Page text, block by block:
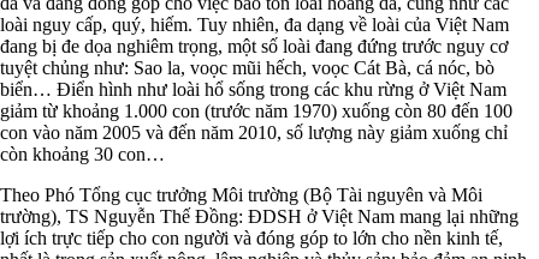
loài nguy cấp, quý, hiếm. Tuy nhiên, đa dạng về loài của Việt Nam
đang bị đe dọa nghiêm trọng, một số loài đang đứng trước nguy cơ
tuyệt chủng như: Sao la, voọc mũi hếch, voọc Cát Bà, cá nóc, bò
biển… Điển hình như loài hổ sống trong các khu rừng ở Việt Nam
giảm từ khoảng 1.000 con (trước năm 1970) xuống còn 80 đến 100
con vào năm 2005 và đến năm 2010, số lượng này giảm xuống chỉ
còn khoảng 30 con…
Theo Phó Tổng cục trưởng Môi trường (Bộ Tài nguyên và Môi
trường), TS Nguyễn Thế Đồng: ĐDSH ở Việt Nam mang lại những
lợi ích trực tiếp cho con người và đóng góp to lớn cho nền kinh tế,